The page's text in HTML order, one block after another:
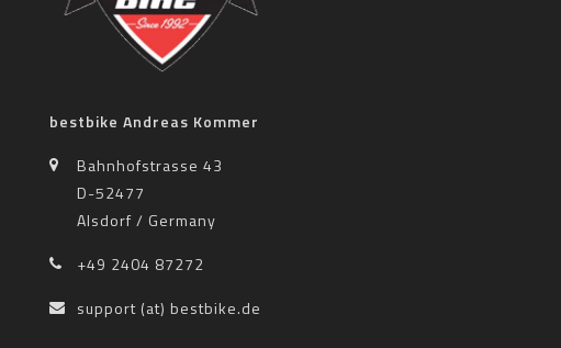
bestbike Andreas Kommer
Bahnhofstrasse 43
D-52477
Alsdorf / Germany
+49 2404 87272
support (at) bestbike.de